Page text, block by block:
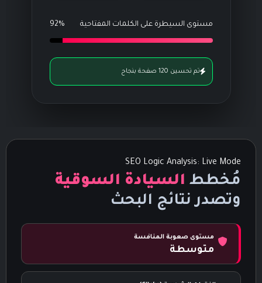
مستوى السيطرة على الكلمات المفتاحية 92%
تم تحسين 120 صفحة بنجاح
SEO Logic Analysis: Live Mode
مُخطط السيادة السوقية
وتصدر نتائج البحث
مستوى صعوبة المنافسة
متوسطة